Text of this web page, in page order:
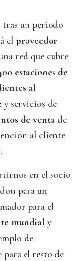
tras un periodo
el proveedor
red que cubre
estaciones de
al
y servicios de
de venta de
al cliente
.
en el socio
para un
para el
mundial y
de
el resto de